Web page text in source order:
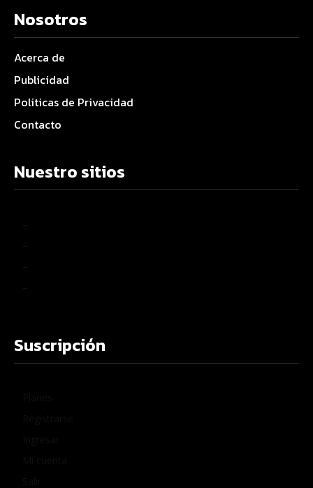
Nosotros
Acerca de
Publicidad
Politicas de Privacidad
Contacto
Nuestro sitios
Suscripción